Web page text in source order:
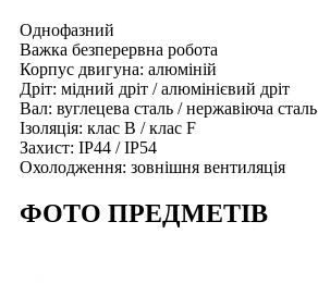
Однофазний
Важка безперервна робота
Корпус двигуна: алюміній
Дріт: мідний дріт / алюмінієвий дріт
Вал: вуглецева сталь / нержавіюча сталь
Ізоляція: клас B / клас F
Захист: IP44 / IP54
Охолодження: зовнішня вентиляція
ФОТО ПРЕДМЕТІВ